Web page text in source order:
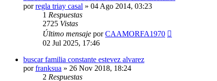
porregla triay casal » 04 Ago 2014, 03:23
1 Respuestas
2725 Vistas
Último mensaje porCAAMORFA1970
02 Jul 2025, 17:46
buscar familia constante estevez alvarez
porfranksua » 26 Nov 2018, 18:24
2 Respuestas